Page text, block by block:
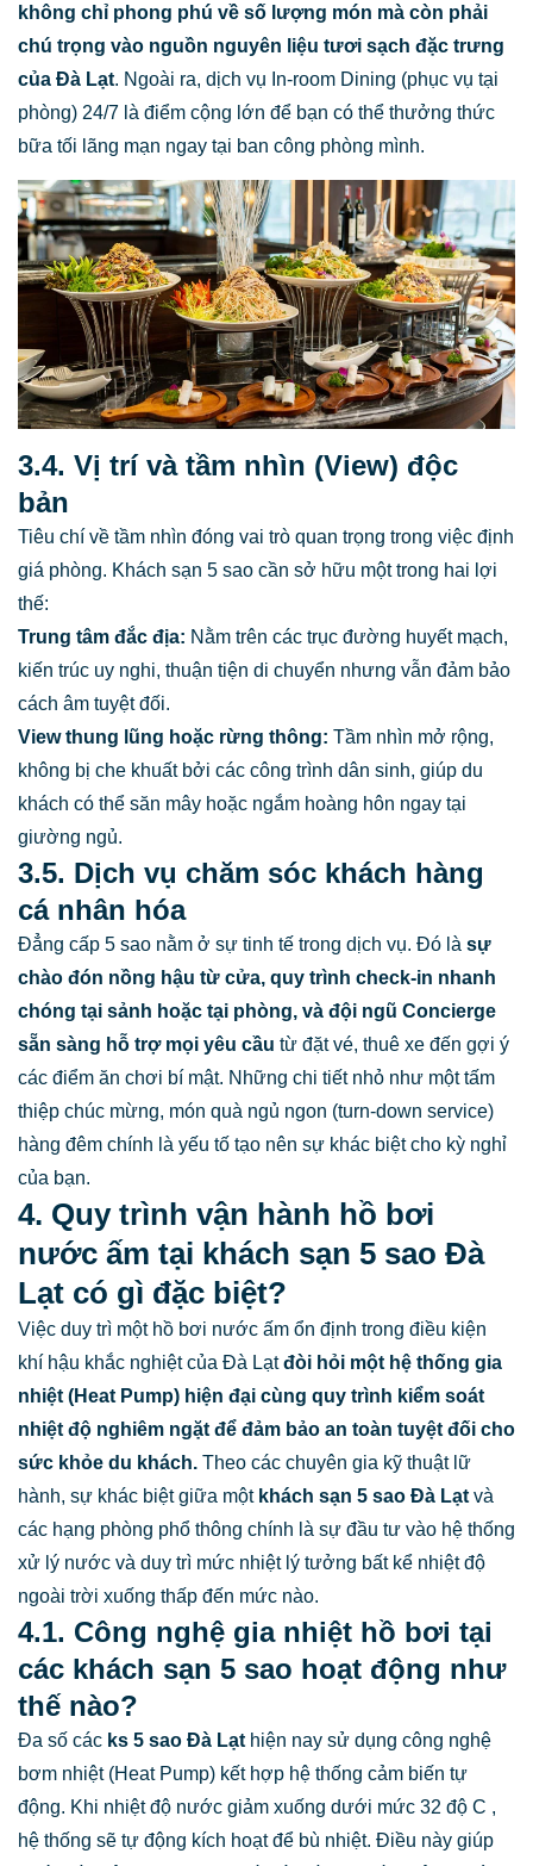
không chỉ phong phú về số lượng món mà còn phải
chú trọng vào nguồn nguyên liệu tươi sạch đặc trưng
của Đà Lạt. Ngoài ra, dịch vụ In-room Dining (phục vụ tại
phòng) 24/7 là điểm cộng lớn để bạn có thể thưởng thức
bữa tối lãng mạn ngay tại ban công phòng mình.
3.4. Vị trí và tầm nhìn (View) độc
bản
Tiêu chí về tầm nhìn đóng vai trò quan trọng trong việc định
giá phòng. Khách sạn 5 sao cần sở hữu một trong hai lợi
thế:
Trung tâm đắc địa: Nằm trên các trục đường huyết mạch,
kiến trúc uy nghi, thuận tiện di chuyển nhưng vẫn đảm bảo
cách âm tuyệt đối.
View thung lũng hoặc rừng thông: Tầm nhìn mở rộng,
không bị che khuất bởi các công trình dân sinh, giúp du
khách có thể săn mây hoặc ngắm hoàng hôn ngay tại
giường ngủ.
3.5. Dịch vụ chăm sóc khách hàng
cá nhân hóa
Đẳng cấp 5 sao nằm ở sự tinh tế trong dịch vụ. Đó là sự
chào đón nồng hậu từ cửa, quy trình check-in nhanh
chóng tại sảnh hoặc tại phòng, và đội ngũ Concierge
sẵn sàng hỗ trợ mọi yêu cầu từ đặt vé, thuê xe đến gợi ý
các điểm ăn chơi bí mật. Những chi tiết nhỏ như một tấm
thiệp chúc mừng, món quà ngủ ngon (turn-down service)
hàng đêm chính là yếu tố tạo nên sự khác biệt cho kỳ nghỉ
của bạn.
4. Quy trình vận hành hồ bơi
nước ấm tại khách sạn 5 sao Đà
Lạt có gì đặc biệt?
Việc duy trì một hồ bơi nước ấm ổn định trong điều kiện
khí hậu khắc nghiệt của Đà Lạtđòi hỏi một hệ thống gia
nhiệt (Heat Pump) hiện đại cùng quy trình kiểm soát
nhiệt độ nghiêm ngặt để đảm bảo an toàn tuyệt đối cho
sức khỏe du khách. Theo các chuyên gia kỹ thuật lữ
hành, sự khác biệt giữa một khách sạn 5 sao Đà Lạt và
các hạng phòng phổ thông chính là sự đầu tư vào hệ thống
xử lý nước và duy trì mức nhiệt lý tưởng bất kể nhiệt độ
ngoài trời xuống thấp đến mức nào.
4.1. Công nghệ gia nhiệt hồ bơi tại
các khách sạn 5 sao hoạt động như
thế nào?
Đa số các ks 5 sao Đà Lạt hiện nay sử dụng công nghệ
bơm nhiệt (Heat Pump) kết hợp hệ thống cảm biến tự
động. Khi nhiệt độ nước giảm xuống dưới mức 32 độ C ,
hệ thống sẽ tự động kích hoạt để bù nhiệt. Điều này giúp